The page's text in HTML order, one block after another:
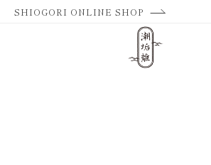
SHIOGORI ONLINE SHOP